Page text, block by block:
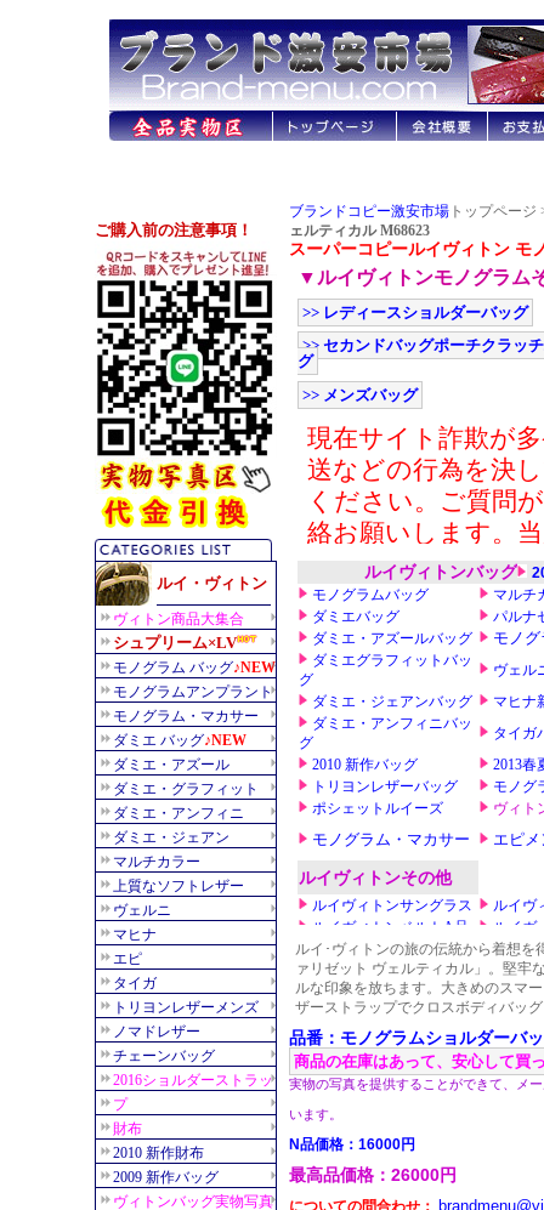
ブランドコピー激安市場 トップページ
ェルティカル M68623
スーパーコピールイヴィトン モ
▼ルイヴィトンモノグラム
>> レディースショルダーバッグ
>> セカンドバッグポーチクラッ
グ
>> メンズバッグ
ルイ･ヴィトンの旅の伝統から着想を
ァリゼット ヴェルティカル」。堅牢
ルな印象を放ちます。大きめのスマ
ザーストラップでクロスボディバッ
品番：モノグラムショルダーバ
商品の在庫はあって、安心して買
実物の写真を提供することができて、メ
います。
N品価格：16000円
最高品価格：26000円
についての問合わせ：